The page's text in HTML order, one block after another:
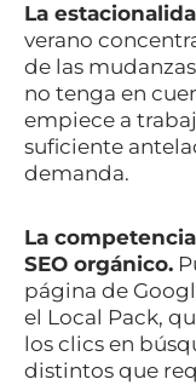
La
verano
de las
no tenga en
empiece a
suficiente
demanda.
La
SEO orgánico.
página de
el Local Pack,
los clics en
distintos que